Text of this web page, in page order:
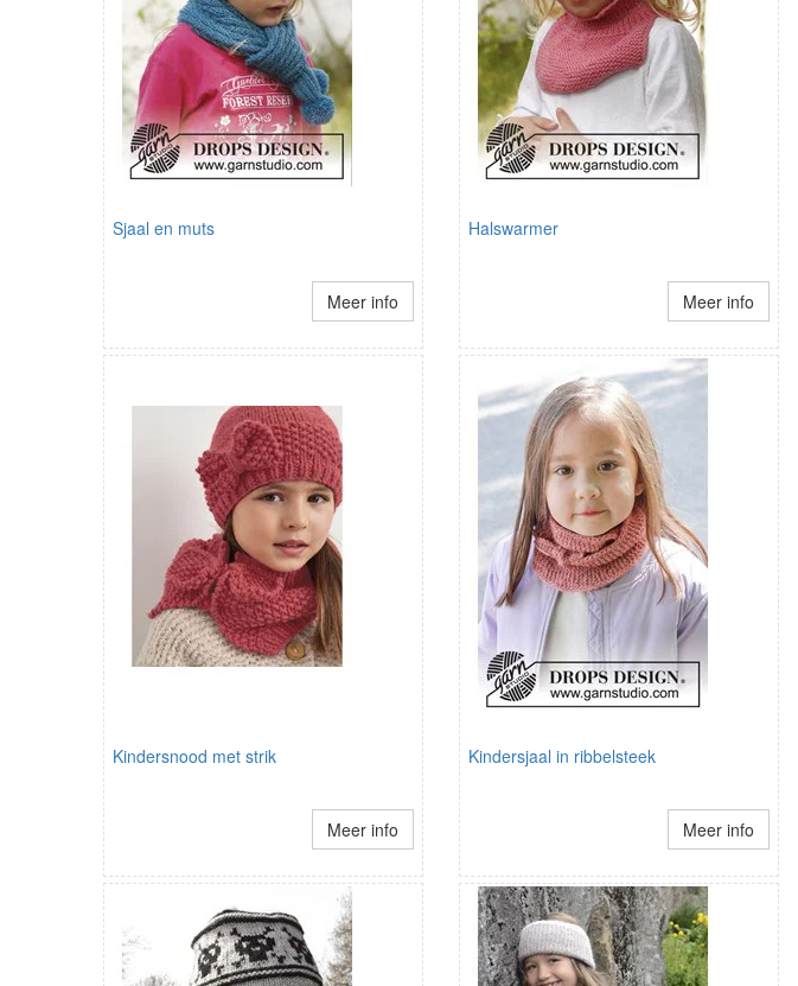
Sjaal en muts
Meer info
Halswarmer
Meer info
Kindersnood met strik
Meer info
Kindersjaal in ribbelsteek
Meer info